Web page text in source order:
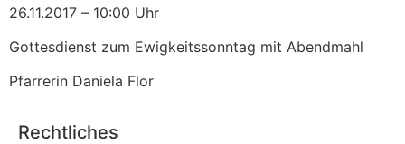
26.11.2017 – 10:00 Uhr
Gottesdienst zum Ewigkeitssonntag mit Abendmahl
Pfarrerin Daniela Flor
Rechtliches